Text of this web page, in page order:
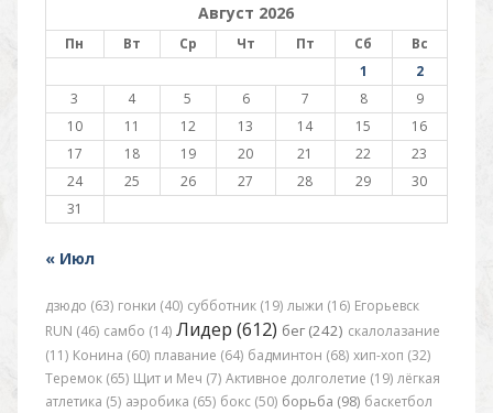
Август 2026
Пн Вт Ср Чт Пт Сб
Вс
1
2
3
4 5 6 7 8
9
10
11 12 13 14 15
16
17
18 19 20 21 22
23
24
25 26 27 28 29
30
31
« Июл
дзюдо (63) гонки (40) субботник (19) лыжи (16) Егорьевск
RUN (46) самбо (14) Лидер (612) бег (242) скалолазание
(11) Конина (60) плавание (64) бадминтон (68) хип-хоп (32)
Теремок (65) Щит и Меч (7) Активное долголетие (19) лёгкая
атлетика (5) аэробика (65) бокс (50) борьба (98) баскетбол